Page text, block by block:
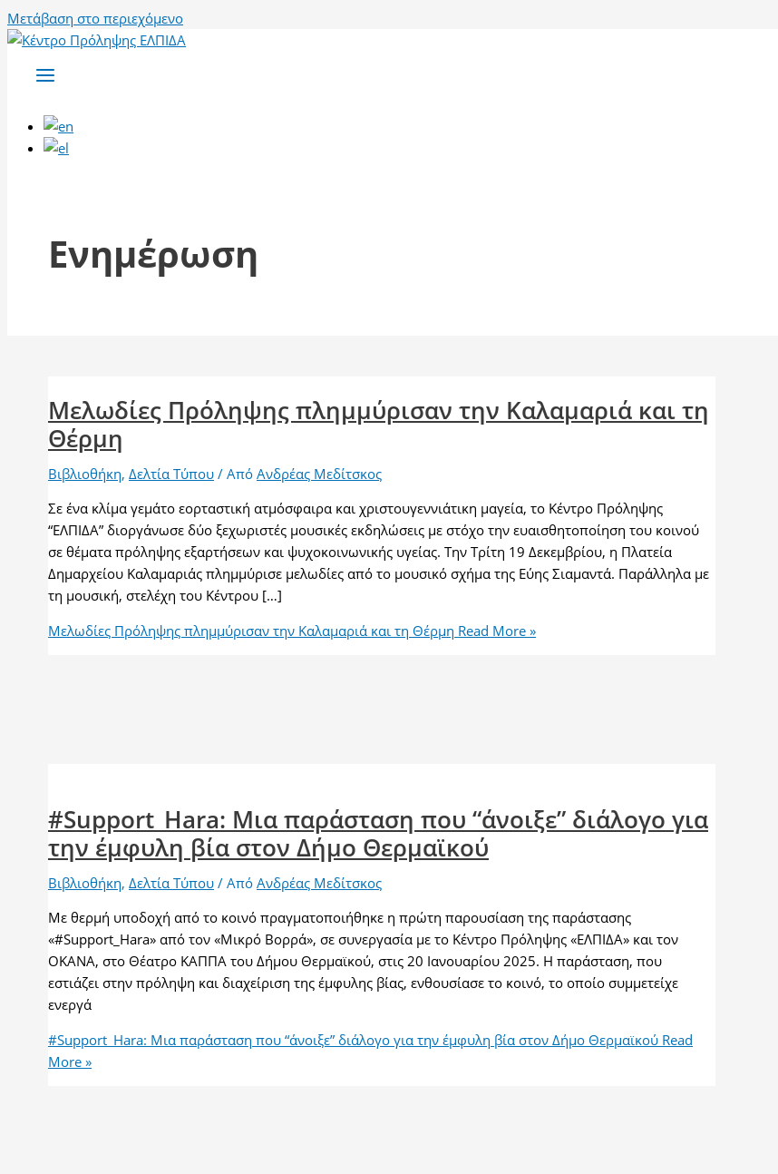
Μετάβαση στο περιεχόμενο
Ενημέρωση
Μελωδίες Πρόληψης πλημμύρισαν την Καλαμαριά και τη
Θέρμη
Βιβλιοθήκη, Δελτία Τύπου / Από Ανδρέας Μεδίτσκος
Σε ένα κλίμα γεμάτο εορταστική ατμόσφαιρα και χριστουγεννιάτικη μαγεία, το Κέντρο Πρόληψης
“ΕΛΠΙΔΑ” διοργάνωσε δύο ξεχωριστές μουσικές εκδηλώσεις με στόχο την ευαισθητοποίηση του κοινού
σε θέματα πρόληψης εξαρτήσεων και ψυχοκοινωνικής υγείας. Την Τρίτη 19 Δεκεμβρίου, η Πλατεία
Δημαρχείου Καλαμαριάς πλημμύρισε μελωδίες από το μουσικό σχήμα της Εύης Σιαμαντά. Παράλληλα με
τη μουσική, στελέχη του Κέντρου […]
Μελωδίες Πρόληψης πλημμύρισαν την Καλαμαριά και τη Θέρμη Read More »
#Support_Hara: Μια παράσταση που “άνοιξε” διάλογο για
την έμφυλη βία στον Δήμο Θερμαϊκού
Βιβλιοθήκη, Δελτία Τύπου / Από Ανδρέας Μεδίτσκος
Με θερμή υποδοχή από το κοινό πραγματοποιήθηκε η πρώτη παρουσίαση της παράστασης
«#Support_Hara» από τον «Μικρό Βορρά», σε συνεργασία με το Κέντρο Πρόληψης «ΕΛΠΙΔΑ» και τον
ΟΚΑΝΑ, στο Θέατρο ΚΑΠΠΑ του Δήμου Θερμαϊκού, στις 20 Ιανουαρίου 2025. Η παράσταση, που
εστιάζει στην πρόληψη και διαχείριση της έμφυλης βίας, ενθουσίασε το κοινό, το οποίο συμμετείχε
ενεργά
#Support_Hara: Μια παράσταση που “άνοιξε” διάλογο για την έμφυλη βία στον Δήμο Θερμαϊκού Read
More »